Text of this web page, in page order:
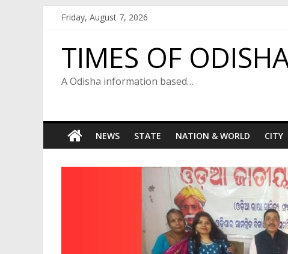
Friday, August 7, 2026
TIMES OF
A Odisha information based…
NEWS STATE NATION & WORLD CITY